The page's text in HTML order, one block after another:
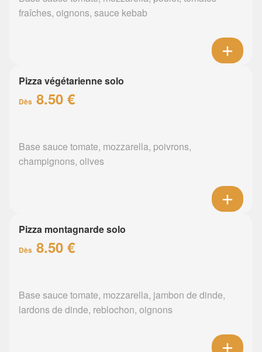
fraîches, oignons, sauce kebab
Pizza végétarienne solo
Dès 8.50 €
Base sauce tomate, mozzarella, poivrons,
champignons, olives
Pizza montagnarde solo
Dès 8.50 €
Base sauce tomate, mozzarella, jambon de dinde,
lardons de dinde, reblochon, oignons